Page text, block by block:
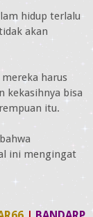
hidup terlalu
akan
harus
kekasihnya bisa
itu.
ini mengingat